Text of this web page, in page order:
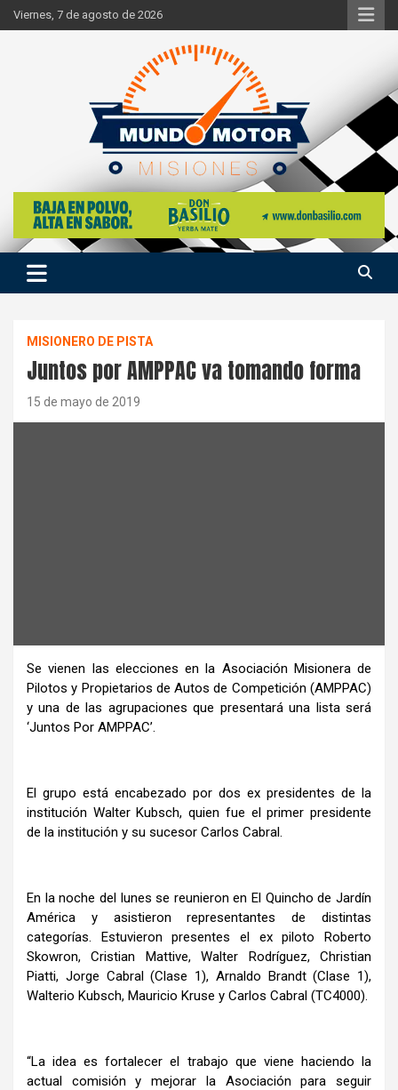
Skip
to
Viernes, 7 de agosto de 2026
Mundo Motor Misiones
Si hay ruido de motores ahí estaremos
MISIONERO DE PISTA
Juntos por AMPPAC va tomando forma
15 de mayo de 2019
Se vienen las elecciones en la Asociación Misionera de
Pilotos y Propietarios de Autos de Competición (AMPPAC)
y una de las agrupaciones que presentará una lista será
‘Juntos Por AMPPAC’.
El grupo está encabezado por dos ex presidentes de la
institución Walter Kubsch, quien fue el primer presidente
de la institución y su sucesor Carlos Cabral.
En la noche del lunes se reunieron en El Quincho de Jardín
América y asistieron representantes de distintas
categorías. Estuvieron presentes el ex piloto Roberto
Skowron, Cristian Mattive, Walter Rodríguez, Christian
Piatti, Jorge Cabral (Clase 1), Arnaldo Brandt (Clase 1),
Walterio Kubsch, Mauricio Kruse y Carlos Cabral (TC4000).
“La idea es fortalecer el trabajo que viene haciendo la
actual comisión y mejorar la Asociación para seguir